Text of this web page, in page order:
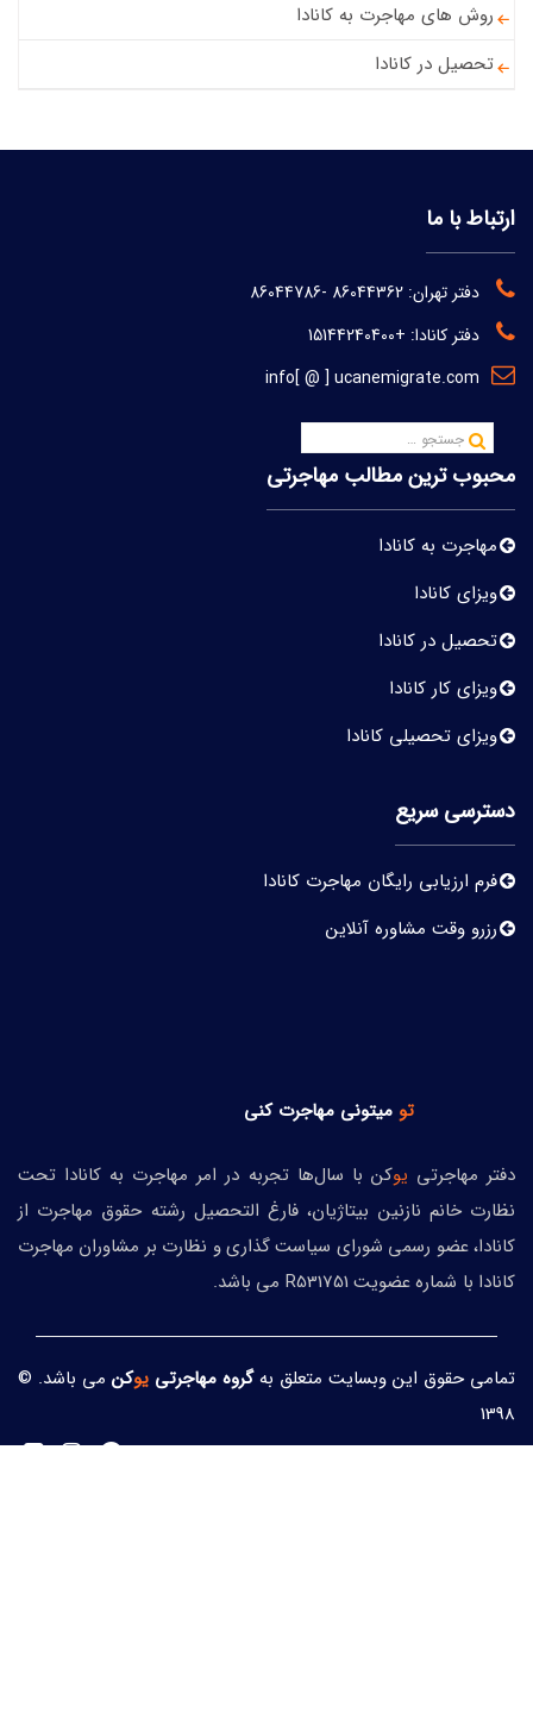
روش های مهاجرت به کانادا
تحصیل در کانادا
ارتباط با ما
دفتر تهران: 86044362
-
86044786
دفتر کانادا: +15144240400
info[ @ ] ucanemigrate.com
محبوب ترین مطالب مهاجرتی
مهاجرت به کانادا
ویزای کانادا
تحصیل در کانادا
ویزای کار کانادا
ویزای تحصیلی کانادا
دسترسی سریع
فرم ارزیابی رایگان مهاجرت کانادا
رزرو وقت مشاوره آنلاین
تو میتونی مهاجرت کنی
دفتر مهاجرتی یوکن با سال‌ها تجربه در امر مهاجرت به کانادا تحت
نظارت خانم نازنین بیتاژیان، فارغ التحصیل رشته حقوق مهاجرت از
کانادا، عضو رسمی شورای سیاست گذاری و نظارت بر مشاوران مهاجرت
کانادا با شماره عضویت R531751 می باشد.
تمامی حقوق این وبسایت متعلق بهگروه مهاجرتی یوکن می باشد. ©
1398